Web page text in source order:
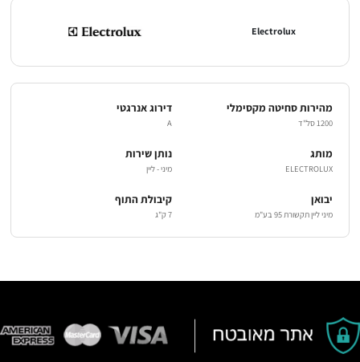
Electrolux
מהירות סחיטה מקסימלי
1200 סל"ד
דירוג אנרגטי
A
מותג
ELECTROLUX
נותן שירות
מיני - ליין
יבואן
מיני ליין תקשורת 95 בע"מ
קיבולת התוף
7 ק"ג